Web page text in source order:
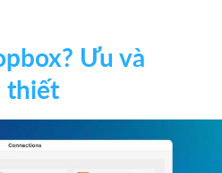
Ưu và
thiết